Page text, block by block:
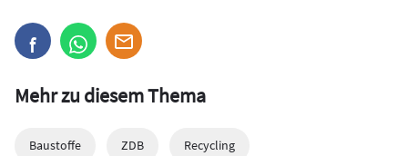
Mehr zu diesem Thema
Baustoffe ZDB Recycling